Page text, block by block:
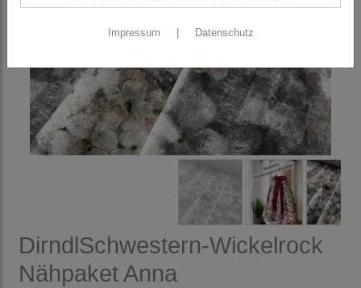
DirndlSchwestern-Wickelrock
Nähpaket Anna
Impressum Datenschutz